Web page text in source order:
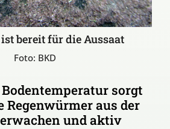
bereit für die Aussaat
Foto: BKD
sorgt
Regenwürmer aus der
und aktiv